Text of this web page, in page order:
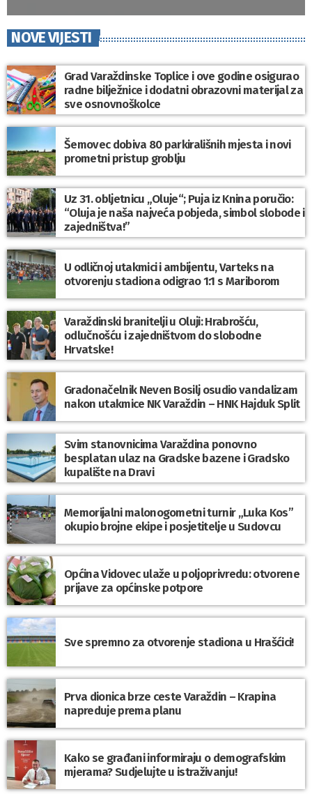
NOVE VIJESTI
Grad Varaždinske Toplice i ove godine osigurao
radne bilježnice i dodatni obrazovni materijal za
sve osnovnoškolce
Šemovec dobiva 80 parkirališnih mjesta i novi
prometni pristup groblju
Uz 31. obljetnicu „Oluje“; Puja iz Knina poručio:
“Oluja je naša najveća pobjeda, simbol slobode i
zajedništva!”
U odličnoj utakmici i ambijentu, Varteks na
otvorenju stadiona odigrao 1:1 s Mariborom
Varaždinski branitelji u Oluji: Hrabrošću,
odlučnošću i zajedništvom do slobodne
Hrvatske!
Gradonačelnik Neven Bosilj osudio vandalizam
nakon utakmice NK Varaždin – HNK Hajduk Split
Svim stanovnicima Varaždina ponovno
besplatan ulaz na Gradske bazene i Gradsko
kupalište na Dravi
Memorijalni malonogometni turnir „Luka Kos”
okupio brojne ekipe i posjetitelje u Sudovcu
Općina Vidovec ulaže u poljoprivredu: otvorene
prijave za općinske potpore
Sve spremno za otvorenje stadiona u Hrašćici!
Prva dionica brze ceste Varaždin – Krapina
napreduje prema planu
Kako se građani informiraju o demografskim
mjerama? Sudjelujte u istraživanju!